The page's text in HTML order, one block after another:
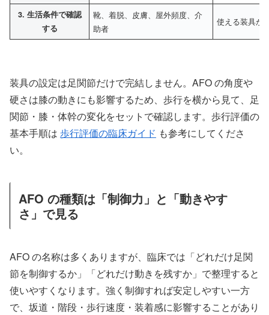
3. 生活条件で確認
する
靴、着脱、皮膚、屋外頻度、介
助者
使える装具か
装具の設定は足関節だけで完結しません。AFO の角度や
硬さは膝の動きにも影響するため、歩行を横から見て、足
関節・膝・体幹の変化をセットで確認します。歩行評価の
基本手順は 歩行評価の臨床ガイド も参考にしてくださ
い。
AFO の種類は「制御力」と「動きやす
さ」で見る
AFO の名称は多くありますが、臨床では「どれだけ足関
節を制御するか」「どれだけ動きを残すか」で整理すると
使いやすくなります。強く制御すれば安定しやすい一方
で、坂道・階段・歩行速度・装着感に影響することがあり